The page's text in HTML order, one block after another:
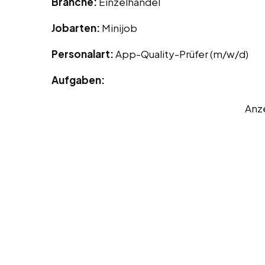
Jobarten: Minijob
Personalart:App-Quality-Prüfer (m/w/d)
Aufgaben: